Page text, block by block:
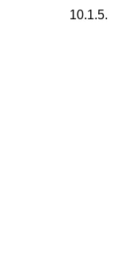
10.1.5.